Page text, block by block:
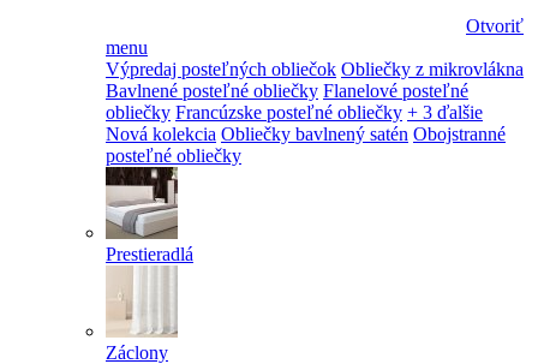
Otvoriť
menu
Výpredaj posteľných obliečok Obliečky z mikrovlákna
Bavlnené posteľné obliečky Flanelové posteľné
obliečky Francúzske posteľné obliečky + 3 ďalšie
Nová kolekcia Obliečky bavlnený satén Obojstranné
posteľné obliečky
Prestieradlá
Záclony